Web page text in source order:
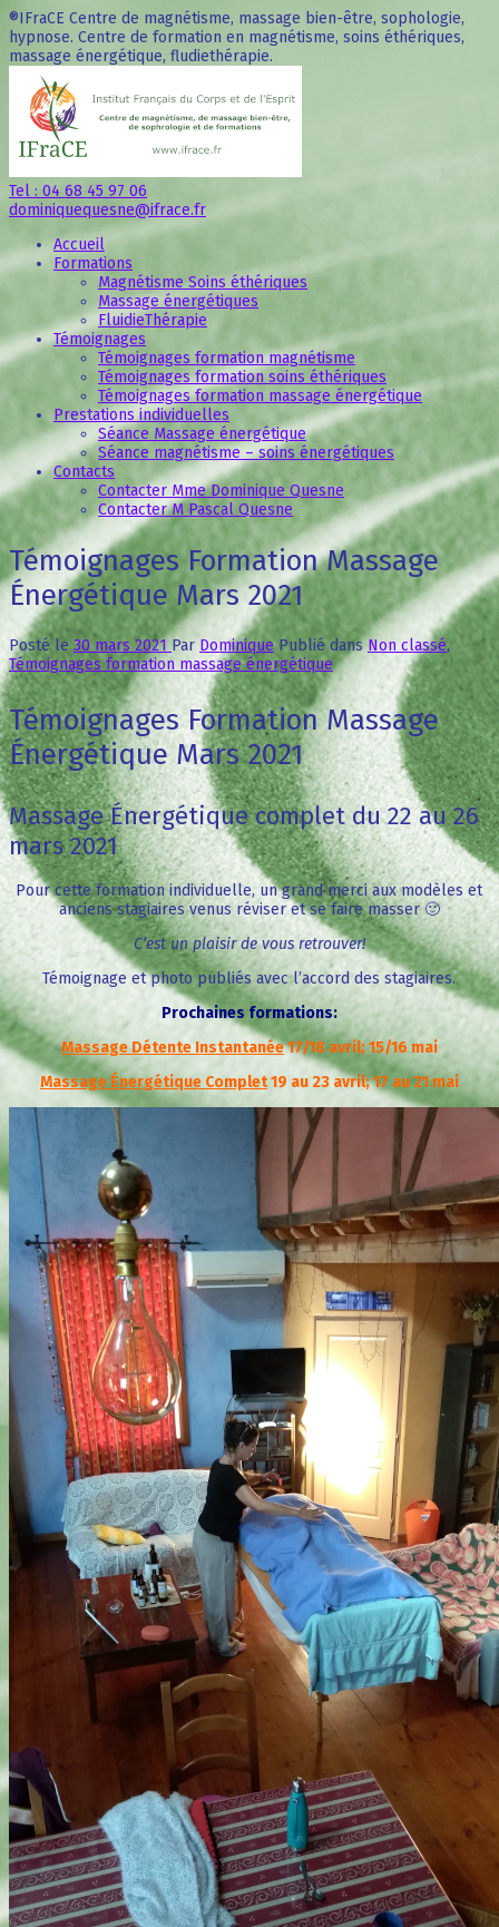
®IFraCE Centre de magnétisme, massage bien-être, sophologie,
hypnose. Centre de formation en magnétisme, soins éthériques,
massage énergétique, fludiethérapie.
Tel : 04 68 45 97 06
dominiquequesne@ifrace.fr
Accueil
Formations
Magnétisme Soins éthériques
Massage énergétiques
FluidieThérapie
Témoignages
Témoignages formation magnétisme
Témoignages formation soins éthériques
Témoignages formation massage énergétique
Prestations individuelles
Séance Massage énergétique
Séance magnétisme – soins énergétiques
Contacts
Contacter Mme Dominique Quesne
Contacter M Pascal Quesne
Témoignages Formation Massage
Énergétique Mars 2021
Posté le 30 mars 2021 Par Dominique Publié dansNon classé,
Témoignages formation massage énergétique
Témoignages Formation Massage
Énergétique Mars 2021
Massage Énergétique complet du 22 au 26
mars 2021
Pour cette formation individuelle, un grand merci aux modèles et
anciens stagiaires venus réviser et se faire masser 🙂
C’est un plaisir de vous retrouver!
Témoignage et photo publiés avec l’accord des stagiaires.
Prochaines formations:
Massage Détente Instantanée17/18 avril; 15/16 mai
Massage Énergétique Complet19 au 23 avril; 17 au 21 mai